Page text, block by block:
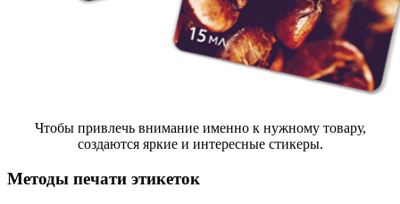
Чтобы привлечь внимание именно к нужному товару,
создаются яркие и интересные стикеры.
Методы печати этикеток